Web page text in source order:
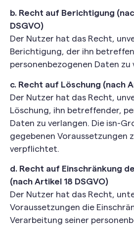
b. Recht auf Berichtigung
DSGVO)
Der Nutzer hat das Recht,
Berichtigung, der ihn
personenbezogenen Daten zu
c. Recht auf Löschung (nach
Der Nutzer hat das Recht,
Löschung, ihn betreffender,
Daten zu verlangen. Die isn-
gegebenen Voraussetzungen
verpflichtet.
d. Recht auf Einschränkung
(nach Artikel 18 DSGVO)
Der Nutzer hat das Recht,
Voraussetzungen die
Verarbeitung seiner